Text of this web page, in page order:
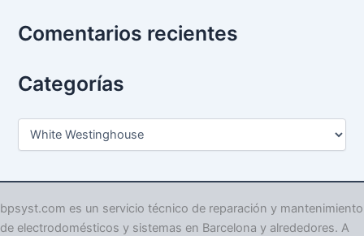
Comentarios recientes
Categorías
C
o
r
bpsyst.com es un servicio técnico de reparación y mantenimiento
de electrodomésticos y sistemas en Barcelona y alrededores. A